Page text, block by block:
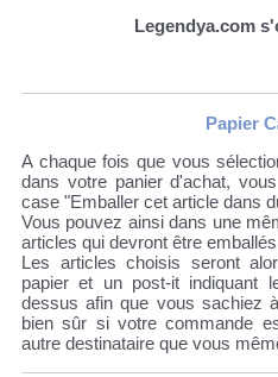
Legendya.com
Papier
A chaque fois que vous
dans votre panier d'achat,
case "Emballer cet article dans
Vous pouvez ainsi dans une
articles qui devront être
Les articles choisis seront
papier et un post-it indiquant
dessus afin que vous sachiez
bien sûr si votre commande
autre destinataire que vous